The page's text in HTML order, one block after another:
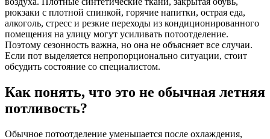
рюкзаки с плотной спинкой, горячие напитки, острая еда,
алкоголь, стресс и резкие переходы из кондиционированного
помещения на улицу могут усиливать потоотделение.
Поэтому сезонность важна, но она не объясняет все случаи.
Если пот выделяется непропорционально ситуации, стоит
обсудить состояние со специалистом.
Как понять, что это не обычная летняя
потливость?
Обычное потоотделение уменьшается после охлаждения,